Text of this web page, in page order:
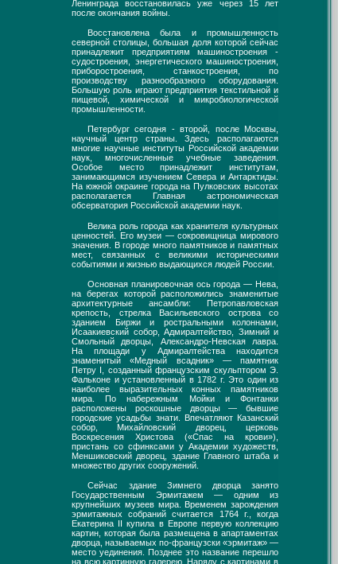
Ленинграда восстановилась уже через 15 лет
после окончания войны.
Восстановлена была и промышленность
северной столицы, большая доля которой сейчас
принадлежит предприятиям машиностроения -
судостроения, энергетического машиностроения,
приборостроения, станкостроения, по
производству разнообразного оборудования.
Большую роль играют предприятия текстильной и
пищевой, химической и микробиологической
промышленности.
Петербург сегодня - второй, после Москвы,
научный центр страны. Здесь располагаются
многие научные институты Российской академии
наук, многочисленные учебные заведения.
Особое место принадлежит институтам,
занимающимся изучением Севера и Антарктиды.
На южной окраине города на Пулковских высотах
располагается Главная астрономическая
обсерватория Российской академии наук.
Велика роль города как хранителя культурных
ценностей. Его музеи — сокровищница мирового
значения. В городе много памятников и памятных
мест, связанных с великими историческими
событиями и жизнью выдающихся людей России.
Основная планировочная ось города — Нева,
на берегах которой расположились знаменитые
архитектурные ансамбли: Петропавловская
крепость, стрелка Васильевского острова со
зданием Биржи и ростральными колоннами,
Исаакиевский собор, Адмиралтейство, Зимний и
Смольный дворцы, Александро-Невская лавра.
На площади у Адмиралтейства находится
знаменитый «Медный всадник» — памятник
Петру I, созданный французским скульптором Э.
Фальконе и установленный в 1782 г. Это один из
наиболее выразительных конных памятников
мира. По набережным Мойки и Фонтанки
расположены роскошные дворцы — бывшие
городские усадьбы знати. Впечатляют Казанский
собор, Михайловский дворец, церковь
Воскресения Христова («Спас на крови»),
пристань со сфинксами у Академии художеств,
Меншиковский дворец, здание Главного штаба и
множество других сооружений.
Сейчас здание Зимнего дворца занято
Государственным Эрмитажем — одним из
крупнейших музеев мира. Временем зарождения
эрмитажных собраний считается 1764 г., когда
Екатерина II купила в Европе первую коллекцию
картин, которая была размещена в апартаментах
дворца, называемых по-французски «эрмитаж» —
место уединения. Позднее это название перешло
на всю картинную галерею. Наряду с картинами в